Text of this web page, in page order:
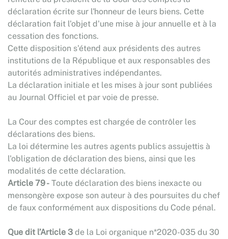
déclaration écrite sur l'honneur de leurs biens. Cette
déclaration fait l'objet d'une mise à jour annuelle et à la
cessation des fonctions.
Cette disposition s'étend aux présidents des autres
institutions de la République et aux responsables des
autorités administratives indépendantes.
La déclaration initiale et les mises à jour sont publiées
au Journal Officiel et par voie de presse.
La Cour des comptes est chargée de contrôler les
déclarations des biens.
La loi détermine les autres agents publics assujettis à
l'obligation de déclaration des biens, ainsi que les
modalités de cette déclaration.
Article 79 - Toute déclaration des biens inexacte ou
mensongère expose son auteur à des poursuites du chef
de faux conformément aux dispositions du Code pénal.
Que dit l’Article 3 de la Loi organique n*2020-035 du 30